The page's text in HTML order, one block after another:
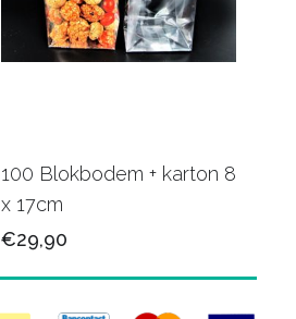
100 Blokbodem + karton 8
x 17cm
€29,90